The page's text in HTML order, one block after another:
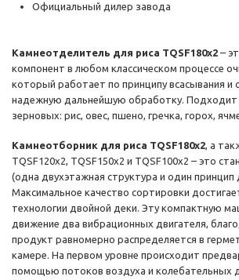
Официальный дилер завода
Камнеотделитель для риса TQSF180x2 –
компонент в любом классическом процессе
который работает по принципу всасывания и
надежную дальнейшую обработку.
зерновых: рис, овес, пшено, гречка, горох,
Камнеотборник для риса TQSF180x2, а
TQSF120x2, TQSF150x2 и TQSF100x2 – это
(одна двухэтажная структура и один принцип
Максимальное качество сортировки
технологии двойной деки. Эту компактную
движение два вибрационных двигателя,
продукт равномерно распределяется в
камере. На первом уровне происходит
помощью потоков воздуха и колебательных